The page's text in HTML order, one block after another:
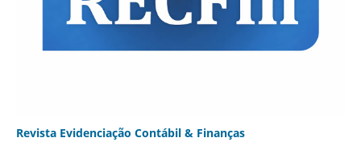
Revista Evidenciação Contábil & Finanças